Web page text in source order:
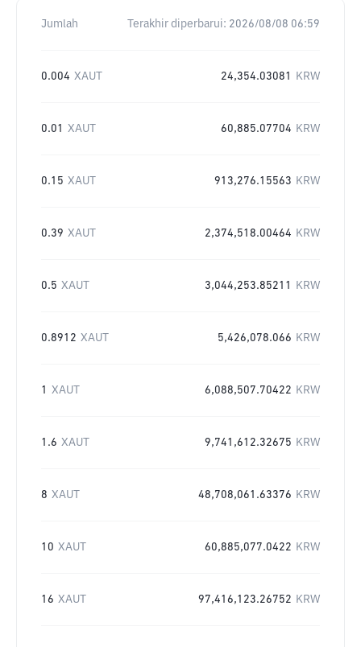
Jumlah Terakhir diperbarui: 2026/08/08 06:59
0.004 XAUT 24,354.03081 KRW
0.01 XAUT 60,885.07704 KRW
0.15 XAUT 913,276.15563 KRW
0.39 XAUT 2,374,518.00464 KRW
0.5 XAUT 3,044,253.85211 KRW
0.8912 XAUT 5,426,078.066 KRW
1 XAUT 6,088,507.70422 KRW
1.6 XAUT 9,741,612.32675 KRW
8 XAUT 48,708,061.63376 KRW
10 XAUT 60,885,077.0422 KRW
16 XAUT 97,416,123.26752 KRW